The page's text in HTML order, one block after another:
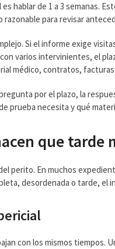
hablar de 1 a 3 semanas.
razonable para revisar
Si el informe exige
varios intervinientes, el
médico, contratos,
por el plazo, la
prueba necesita y qué
que tarde
perito. En muchos
desordenada o tarde, el
con los mismos tiempos.